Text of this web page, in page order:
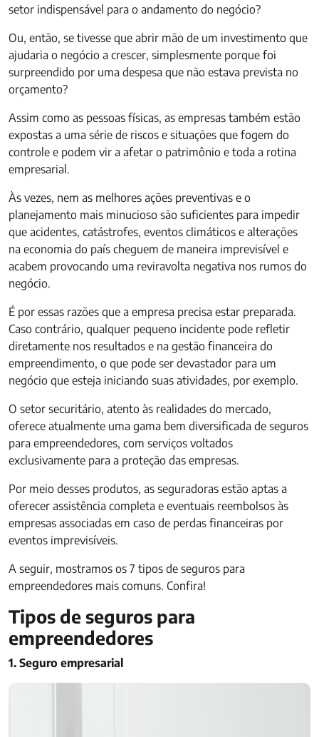
setor indispensável para o andamento do negócio?
Ou, então, se tivesse que abrir mão de um investimento que
ajudaria o negócio a crescer, simplesmente porque foi
surpreendido por uma despesa que não estava prevista no
orçamento?
Assim como as pessoas físicas, as empresas também estão
expostas a uma série de riscos e situações que fogem do
controle e podem vir a afetar o patrimônio e toda a rotina
empresarial.
Às vezes, nem as melhores ações preventivas e o
planejamento mais minucioso são suficientes para impedir
que acidentes, catástrofes, eventos climáticos e alterações
na economia do país cheguem de maneira imprevisível e
acabem provocando uma reviravolta negativa nos rumos do
negócio.
É por essas razões que a empresa precisa estar preparada.
Caso contrário, qualquer pequeno incidente pode refletir
diretamente nos resultados e na gestão financeira do
empreendimento, o que pode ser devastador para um
negócio que esteja iniciando suas atividades, por exemplo.
O setor securitário, atento às realidades do mercado,
oferece atualmente uma gama bem diversificada de seguros
para empreendedores, com serviços voltados
exclusivamente para a proteção das empresas.
Por meio desses produtos, as seguradoras estão aptas a
oferecer assistência completa e eventuais reembolsos às
empresas associadas em caso de perdas financeiras por
eventos imprevisíveis.
A seguir, mostramos os 7 tipos de seguros para
empreendedores mais comuns. Confira!
Tipos de seguros para
empreendedores
1. Seguro empresarial